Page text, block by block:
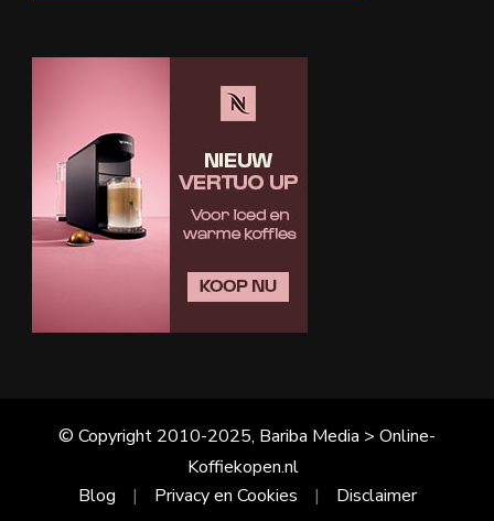
© Copyright 2010-2025, Bariba Media > Online-
Koffiekopen.nl
Blog
Privacy en Cookies Disclaimer